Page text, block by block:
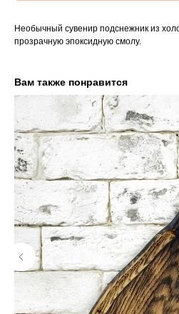
Необычный сувенир подснежник из
прозрачную эпоксидную смолу.
Вам также понравится